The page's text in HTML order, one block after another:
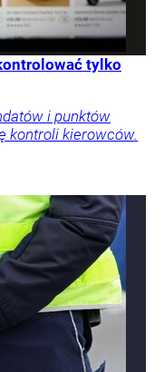
tylko
i punktów
kontroli kierowców.